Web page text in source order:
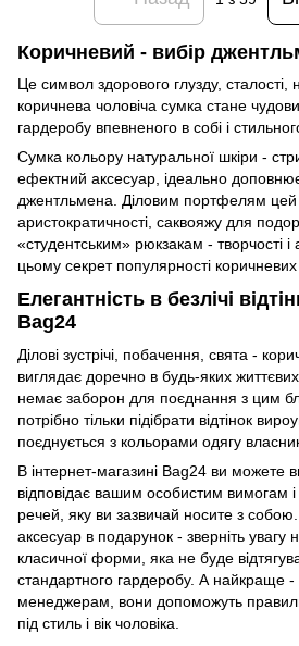
Коричневий - вибір
Це символ здорового глузду, сталості,
коричнева чоловіча сумка стане
гардеробу впевненого в собі і
Сумка кольору натуральної шкіри -
ефектний аксесуар, ідеально
джентльмена. Діловим портфелям цей
аристократичності, саквояжу для
«студентським» рюкзакам - творчості і
цьому секрет популярності
Елегантність в безлічі
Bag24
Ділові зустрічі, побачення, свята -
виглядає доречно в будь-яких
немає заборон для поєднання з цим
потрібно тільки підібрати відтінок
поєднується з кольорами одягу
В інтернет-магазині Bag24 ви можете
відповідає вашим особистим вимогам і
речей, яку ви зазвичай носите з
аксесуар в подарунок - зверніть увагу
класичної форми, яка не буде
стандартного гардеробу. А найкраще
менеджерам, вони допоможуть
під стиль і вік чоловіка.